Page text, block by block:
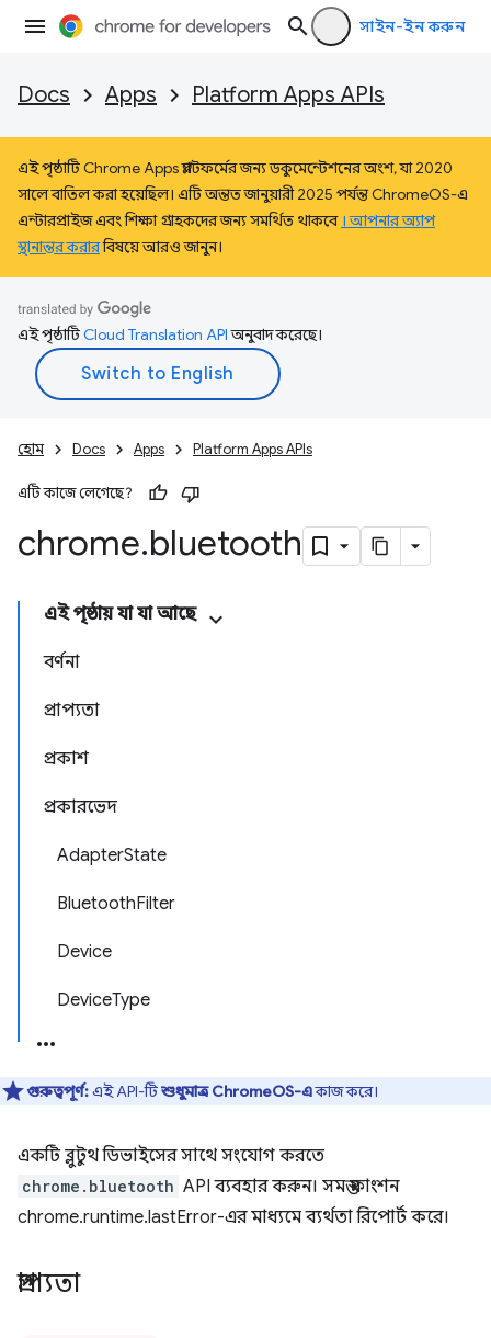
সাইন-ইন করুন
Docs Apps Platform Apps APIs
এই পৃষ্ঠাটি Chrome Apps প্ল্যাটফর্মের জন্য ডকুমেন্টেশনের অংশ, যা 2020
সালে বাতিল করা হয়েছিল। এটি অন্তত জানুয়ারী 2025 পর্যন্ত ChromeOS-এ
এন্টারপ্রাইজ এবং শিক্ষা গ্রাহকদের জন্য সমর্থিত থাকবে । আপনার অ্যাপ
স্থানান্তর করারবিষয়ে আরও জানুন।
এই পৃষ্ঠাটিCloud Translation APIঅনুবাদ করেছে।
হোম Docs Apps Platform Apps APIs
এটি কাজে লেগেছে?
chrome.bluetooth
এই পৃষ্ঠায় যা যা আছে
বর্ণনা
প্রাপ্যতা
প্রকাশ
প্রকারভেদ
AdapterState
BluetoothFilter
Device
DeviceType
গুরুত্বপূর্ণ:এই API-টিশুধুমাত্র ChromeOS-একাজ করে।
একটি ব্লুটুথ ডিভাইসের সাথে সংযোগ করতে
chrome.bluetooth API ব্যবহার করুন। সমস্ত ফাংশন
chrome.runtime.lastError-এর মাধ্যমে ব্যর্থতা রিপোর্ট করে।
প্রাপ্যতা